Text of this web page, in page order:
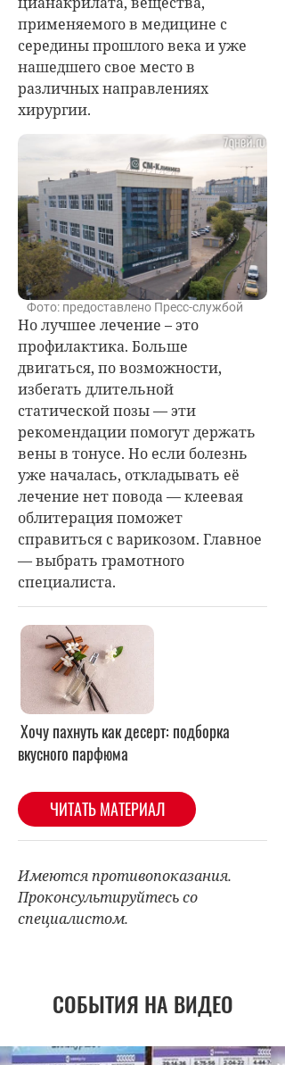
применяемого в медицине с
середины прошлого века и уже
нашедшего свое место в
различных направлениях
хирургии.
Фото: предоставлено Пресс-службой
Но лучшее лечение – это
профилактика. Больше
двигаться, по возможности,
избегать длительной
статической позы — эти
рекомендации помогут держать
вены в тонусе. Но если болезнь
уже началась, откладывать её
лечение нет повода — клеевая
облитерация поможет
справиться с варикозом. Главное
— выбрать грамотного
специалиста.
Имеются противопоказания.
Проконсультируйтесь со
специалистом.
СОБЫТИЯ НА ВИДЕО